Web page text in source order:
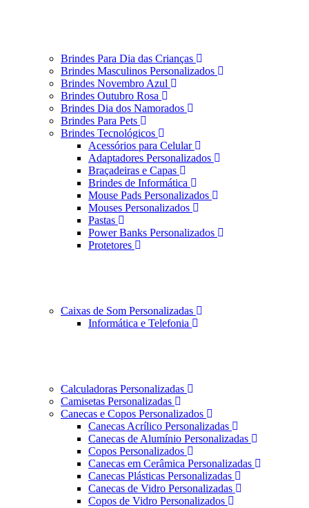
Brindes Para Dia das Crianças
Brindes Masculinos Personalizados
Brindes Novembro Azul
Brindes Outubro Rosa
Brindes Dia dos Namorados
Brindes Para Pets
Brindes Tecnológicos
Acessórios para Celular
Adaptadores Personalizados
Braçadeiras e Capas
Brindes de Informática
Mouse Pads Personalizados
Mouses Personalizados
Pastas
Power Banks Personalizados
Protetores
Caixas de Som Personalizadas
Informática e Telefonia
Calculadoras Personalizadas
Camisetas Personalizadas
Canecas e Copos Personalizados
Canecas Acrílico Personalizadas
Canecas de Alumínio Personalizadas
Copos Personalizados
Canecas em Cerâmica Personalizadas
Canecas Plásticas Personalizadas
Canecas de Vidro Personalizadas
Copos de Vidro Personalizados